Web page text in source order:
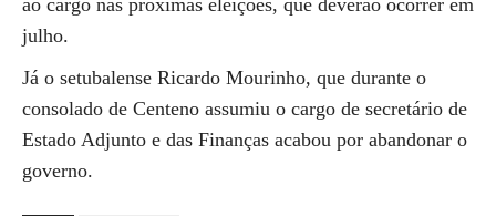
ao cargo nas próximas eleições, que deverão ocorrer em
julho.
Já o setubalense Ricardo Mourinho, que durante o
consolado de Centeno assumiu o cargo de secretário de
Estado Adjunto e das Finanças acabou por abandonar o
governo.